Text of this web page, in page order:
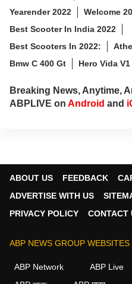
Yearender 2022
Welcome
Best Scooter In India 2022
Best Scooters In 2022:
Bmw C 400 Gt
Hero Vida V1
Breaking News, Anytime,
ABPLIVE on Android and
ABOUT US FEEDBACK
ADVERTISE WITH US
PRIVACY POLICY
CONTACT
ABP NEWS GROUP WEBSITES
ABP Network ABP Live